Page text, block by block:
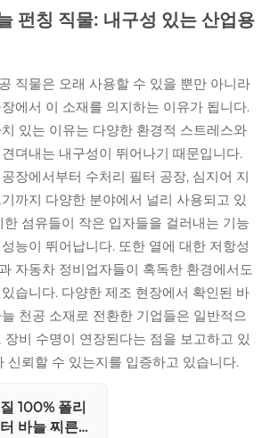
로필렌 비직조
는 일반적인 의
. 다양한 의료
업 분야에서의
한 사용은 그
과 요구가 많
경에서의 안전
내구성을 강
다.
펀칭 직물: 내구성 있는 산업용
직물은 오래 사용할 수 있을 뿐만 아니라
에서 이 소재를 의지하는 이유가 됩니다.
있는 이유는 다양한 환경적 스트레스와
뎌내는 내구성이 뛰어나기 때문입니다.
장에서부터 수처리 필터 공장, 심지어 지
까지 다양한 분야에서 널리 사용되고 있
섬유들이 작은 입자들을 걸러내는 기능
능이 뛰어납니다. 또한 열에 대한 저항성
자동차 정비업자들이 혹독한 환경에서도
습니다. 다양한 제조 현장에서 확인된 바
천공 소재로 전환한 기업들은 일반적으
비 수명이 연장된다는 점을 보고하고 있
신뢰할 수 있는지를 입증하고 있습니다.
100% 폴리
바늘 찌른